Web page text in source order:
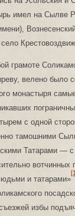
имел на Сылве
грамоте
велено было
монастыря
с одной
тамошними
Татарами — с
вотчинных
и татарами»
избы